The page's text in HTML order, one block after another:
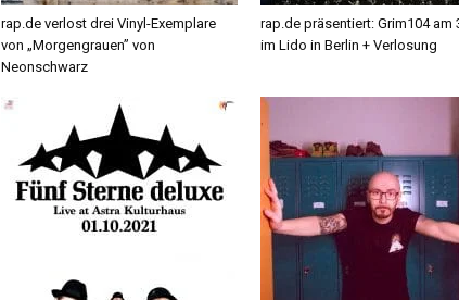
rap.de verlost drei Vinyl-Exemplare
von „Morgengrauen” von
Neonschwarz
rap.de präsentiert: Grim104 am
im Lido in Berlin + Verlosung